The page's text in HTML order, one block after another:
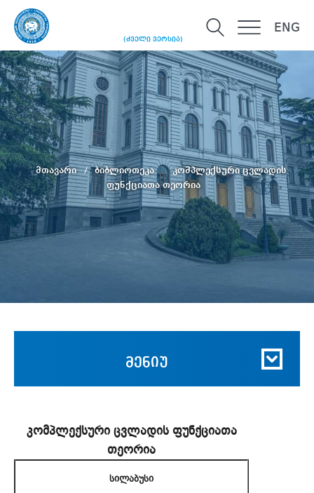
(ძველი ვერსია)
ENG
მთავარი ბიბლიოთეკა
კომპლექსური ცვლადის
ფუნქციათა თეორია
მენიუ
კომპლექსური ცვლადის ფუნქციათა
თეორია
სილაბუსი